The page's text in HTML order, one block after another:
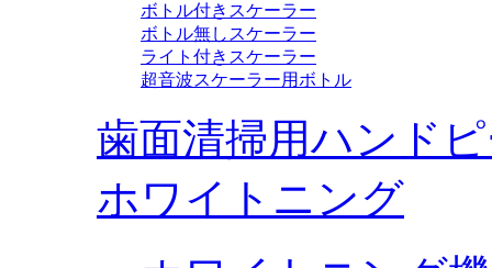
ボトル付きスケーラー
ボトル無しスケーラー
ライト付きスケーラー
超音波スケーラー用ボトル
歯面清掃用ハンド
ホワイトニング